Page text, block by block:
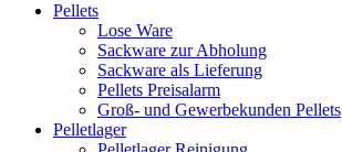
Pellets
Lose Ware
Sackware zur Abholung
Sackware als Lieferung
Pellets Preisalarm
Groß- und Gewerbekunden Pellets
Pelletlager